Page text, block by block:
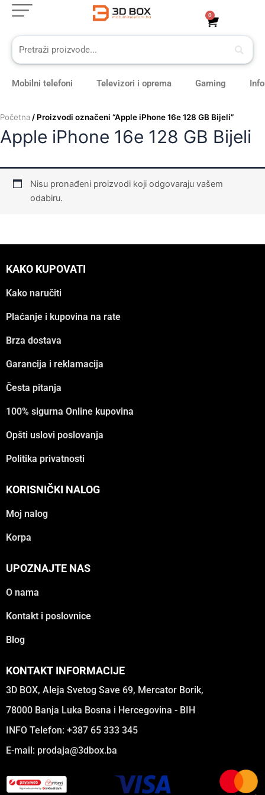
Skip
content
0
Cart
Mobilni telefoni Televizori i oprema Gaming
Početna / Proizvodi označeni “Apple iPhone 16e 128 GB Bijeli”
Apple iPhone 16e 128 GB Bijeli
Nisu pronađeni proizvodi koji odgovaraju vašem
odabiru.
KAKO KUPOVATI
Kako naručiti
Plaćanje i kupovina na rate
Brza dostava
Garancija i reklamacija
Česta pitanja
100% sigurna Online kupovina
Opšti uslovi poslovanja
Politika privatnosti
KORISNIČKI NALOG
Moj nalog
Korpa
UPOZNAJTE NAS
O nama
Kontakt i poslovnice
Blog
KONTAKT INFORMACIJE
3D BOX, Aleja Svetog Save 69, Mercator Borik,
78000 Banja Luka Bosna i Hercegovina - BIH
INFO Telefon: +387 65 333 345
E-mail: prodaja@3dbox.ba